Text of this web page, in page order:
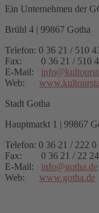
Ein Unternehmen der
Brühl 4 | 99867 Gotha
Telefon: 0 36 21 / 510
Fax: 0 36 21 / 510
E-Mail: info@
Web:
Stadt Gotha
Hauptmarkt 1 | 99867
Telefon: 0 36 21 / 222 0
Fax: 0 36 21 / 22
E-Mail: info@gotha.de
Web: www.gotha.de